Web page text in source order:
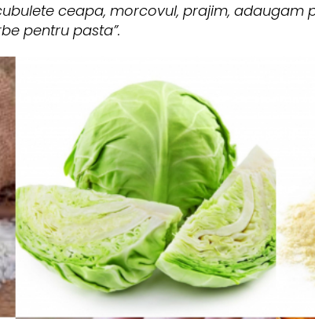
ceapa, morcovul, prajim, adaugam
pentru pasta”.